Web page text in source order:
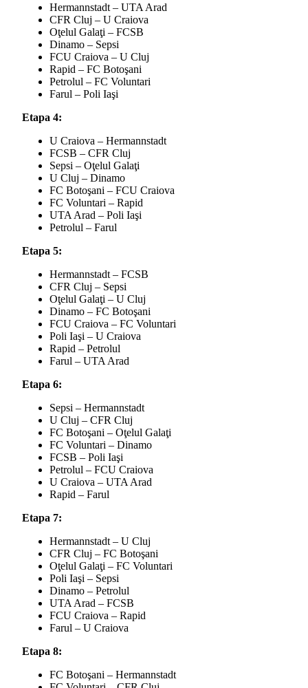
Hermannstadt – UTA Arad
CFR Cluj – U Craiova
Oţelul Galaţi – FCSB
Dinamo – Sepsi
FCU Craiova – U Cluj
Rapid – FC Botoşani
Petrolul – FC Voluntari
Farul – Poli Iaşi
Etapa 4:
U Craiova – Hermannstadt
FCSB – CFR Cluj
Sepsi – Oţelul Galaţi
U Cluj – Dinamo
FC Botoşani – FCU Craiova
FC Voluntari – Rapid
UTA Arad – Poli Iaşi
Petrolul – Farul
Etapa 5:
Hermannstadt – FCSB
CFR Cluj – Sepsi
Oţelul Galaţi – U Cluj
Dinamo – FC Botoşani
FCU Craiova – FC Voluntari
Poli Iaşi – U Craiova
Rapid – Petrolul
Farul – UTA Arad
Etapa 6:
Sepsi – Hermannstadt
U Cluj – CFR Cluj
FC Botoşani – Oţelul Galaţi
FC Voluntari – Dinamo
FCSB – Poli Iaşi
Petrolul – FCU Craiova
U Craiova – UTA Arad
Rapid – Farul
Etapa 7:
Hermannstadt – U Cluj
CFR Cluj – FC Botoşani
Oţelul Galaţi – FC Voluntari
Poli Iaşi – Sepsi
Dinamo – Petrolul
UTA Arad – FCSB
FCU Craiova – Rapid
Farul – U Craiova
Etapa 8:
FC Botoşani – Hermannstadt